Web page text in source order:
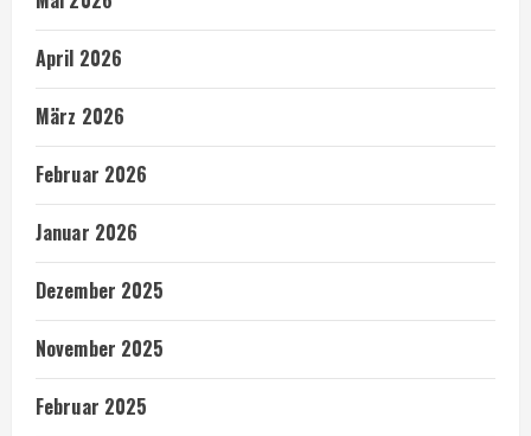
April 2026
März 2026
Februar 2026
Januar 2026
Dezember 2025
November 2025
Februar 2025